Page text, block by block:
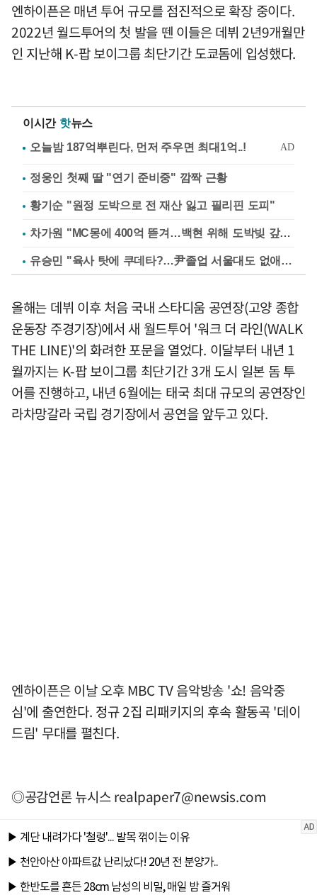
엔하이픈은 매년 투어 규모를 점진적으로 확장 중이다.
2022년 월드투어의 첫 발을 뗀 이들은 데뷔 2년9개월만
인 지난해 K-팝 보이그룹 최단기간 도쿄돔에 입성했다.
이시간 핫뉴스
정웅인 첫째 딸 "연기 준비중" 깜짝 근황
황기순 "원정 도박으로 전 재산 잃고 필리핀 도피"
차가원 "MC몽에 400억 뜯겨…백현 위해 도박빚 갚아줘"
유승민 "육사 탓에 쿠데타?…尹졸업 서울대도 없애나"
올해는 데뷔 이후 처음 국내 스타디움 공연장(고양 종합
운동장 주경기장)에서 새 월드투어 '워크 더 라인(WALK
THE LINE)'의 화려한 포문을 열었다. 이달부터 내년 1
월까지는 K-팝 보이그룹 최단기간 3개 도시 일본 돔 투
어를 진행하고, 내년 6월에는 태국 최대 규모의 공연장인
라차망갈라 국립 경기장에서 공연을 앞두고 있다.
엔하이픈은 이날 오후 MBC TV 음악방송 '쇼! 음악중
심'에 출연한다. 정규 2집 리패키지의 후속 활동곡 '데이
드림' 무대를 펼친다.
◎공감언론 뉴시스realpaper7@newsis.com